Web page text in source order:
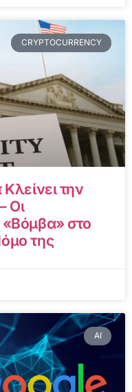
CRYPTOCURRENCY
την
Οι
«Βόμβα» στο
της
AI